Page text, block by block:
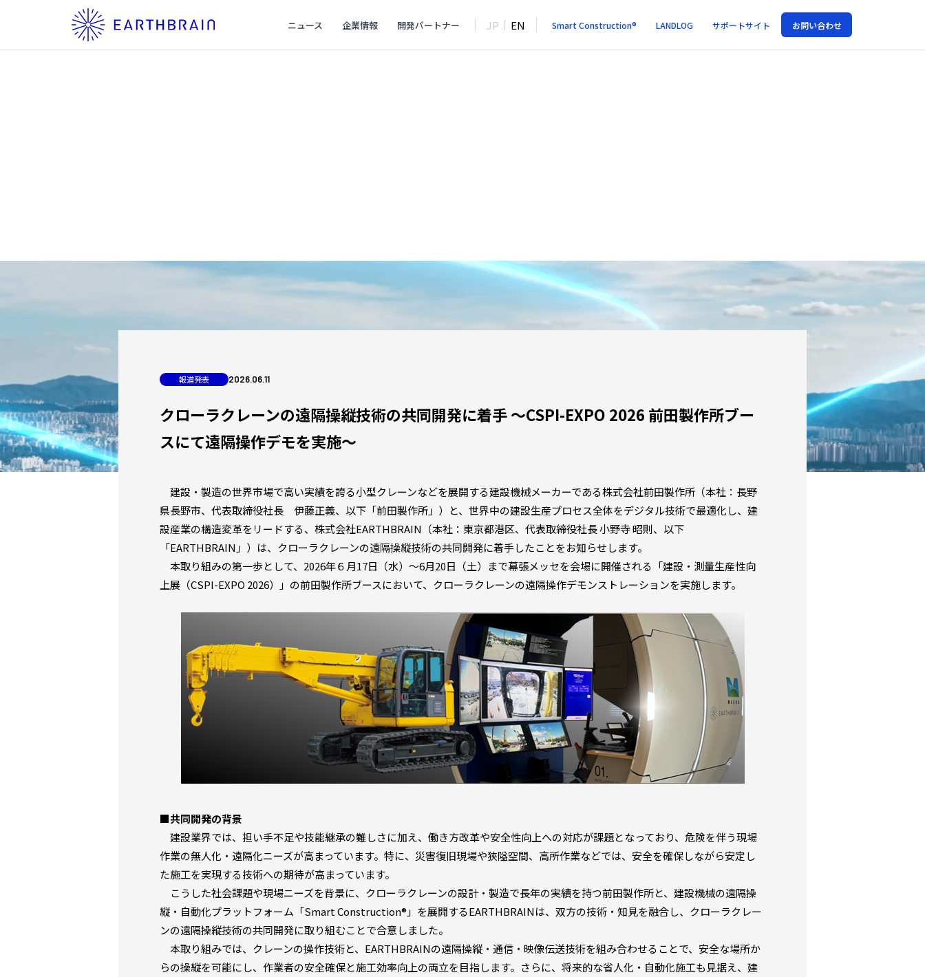
ニュース 企業情報 開発パートナー JP EN Smart Construction® LANDLOG サポートサイト お問い合わせ
報道発表 2026.06.11
クローラクレーンの遠隔操縦技術の共同開発に着手 ～CSPI-EXPO 2026 前田製作所ブー
スにて遠隔操作デモを実施～
建設・製造の世界市場で高い実績を誇る小型クレーンなどを展開する建設機械メーカーである株式会社前田製作所（本社：長野
県長野市、代表取締役社長 伊藤正義、以下「前田製作所」）と、世界中の建設生産プロセス全体をデジタル技術で最適化し、建
設産業の構造変革をリードする、株式会社EARTHBRAIN（本社：東京都港区、代表取締役社長 小野寺 昭則、以下
「EARTHBRAIN」）は、クローラクレーンの遠隔操縦技術の共同開発に着手したことをお知らせします。
本取り組みの第一歩として、2026年６月17日（水）〜6月20日（土）まで幕張メッセを会場に開催される「建設・測量生産性向
上展（CSPI-EXPO 2026）」の前田製作所ブースにおいて、クローラクレーンの遠隔操作デモンストレーションを実施します。
■共同開発の背景
建設業界では、担い手不足や技能継承の難しさに加え、働き方改革や安全性向上への対応が課題となっており、危険を伴う現場
作業の無人化・遠隔化ニーズが高まっています。特に、災害復旧現場や狭隘空間、高所作業などでは、安全を確保しながら安定し
た施工を実現する技術への期待が高まっています。
こうした社会課題や現場ニーズを背景に、クローラクレーンの設計・製造で長年の実績を持つ前田製作所と、建設機械の遠隔操
縦・自動化プラットフォーム「Smart Construction®︎」を展開するEARTHBRAINは、双方の技術・知見を融合し、クローラクレー
ンの遠隔操縦技術の共同開発に取り組むことで合意しました。
本取り組みでは、クレーンの操作技術と、EARTHBRAINの遠隔操縦・通信・映像伝送技術を組み合わせることで、安全な場所か
らの操縦を可能にし、作業者の安全確保と施工効率向上の両立を目指します。さらに、将来的な省人化・自動化施工も見据え、建